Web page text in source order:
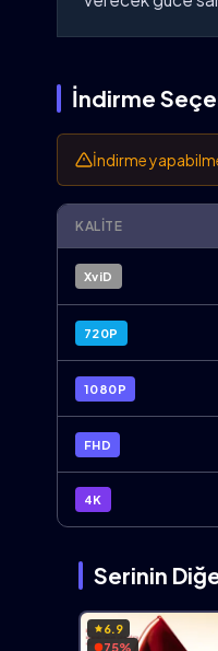
İndirme
İndirme
KALITE
XviD
720P
1080P
FHD
4K
Serinin
6.9
75%